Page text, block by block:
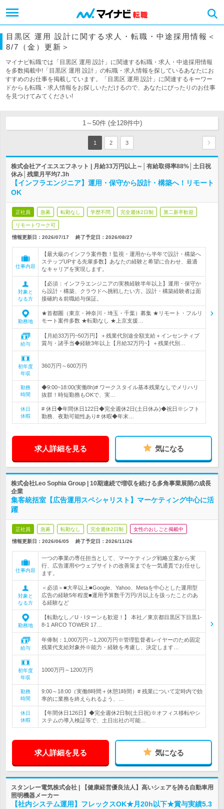
目黒区 運用 設計に関する求人・転職・中途採用情報＜
8/7（金）更新＞
マイナビ転職では「目黒区 運用 設計」に関連する転職・求人・中途採用情報
を多数掲載中!「目黒区 運用 設計」の転職・求人情報を探しているあなたにお
すすめのお仕事を掲載しています。「目黒区 運用 設計」に関連するキーワー
ドからも転職・求人情報をお探しいただけるので、あなたにぴったりのお仕事
を見つけてみてください!
1～50件 (全128件中)
1 2 3
株式会社アイエスエフネット | 月給33万円以上～│有給取得率88%│土日祝
休み│残業月平均7.3h
【インフラエンジニア】運用・保守から設計・構築へ！リモート
OK
正社員 急募 転勤なし 学歴不問 完全週休2日制 第二新卒歓迎
リモートワーク可
情報更新日：2026/07/17 終了予定日： 2026/08/27
仕事内容
【最大級のインフラ案件数！監視・運用から半年で設計・構築へ
ステップUPする先輩多数】あなたの経験と希望に合わせ、最適
なキャリアを実現します。
対象と
なる方
【必須：インフラエンジニアの実務経験半年以上】運用・保守か
ら設計・構築、クラウドへ挑戦したい方。設計・構築経験者は面
接確約＆前職給与保証。
勤務地
★首都圏（東京・神奈川・埼玉・千葉）募集 ★リモート・フルリ
モート案件多数 ★転勤なし ★上京支援…
給与
【月給33万円~50万円】＋残業代別途全額支給＋インセンティブ
賞与・諸手当◆経験3年以上【月給32万円~】＋残業代別…
初年度
年収
360万円～600万円
勤務
時間
◆9:00~18:00(実働8h)# ワークスタイル基本残業なしでメリハリ
抜群！時短勤務もOKで、実…
休日
休暇
# 休日◆年間休日122日◆完全週休2日(土日休み)◆祝日※シフト
勤務、夜勤可能性あり# 休暇◆年末…
求人詳細を見る 気になる
株式会社Leo Sophia Group | 10期連続で増収を続ける多角事業展開の成長
企業
集客統括室【広告運用スペシャリスト】マーケティング中心に活
躍
正社員 急募 転勤なし 完全週休2日制 女性のおしごと掲載中
情報更新日：2026/06/05 終了予定日： 2026/11/26
仕事内容
一つの事業の専任担当として、マーケティング戦略立案から実
行、広告運用やウェブサイトの改善策までを一気通貫でお任せし
ます。
対象と
なる方
＜必須＞■大卒以上■Google、Yahoo、Metaを中心とした運用型
広告の経験5年程度■運用予算数千万円/月以上を扱ったことのあ
る経験など
勤務地
【転勤なし／U・Iターンも歓迎！】 本社／東京都目黒区下目黒1-
8-1 ARCO TOWER 17…
給与
年俸制：1,000万円～1,200万円※管理監督者レイヤーのため固定
残業代支給対象外※能力・経験を考慮し、決定します…
初年度
年収
1000万円～1200万円
勤務
時間
9:00～18:00（実働8時間＋休憩1時間）# 残業について定時内で効
率的に業務を終えられるよう、…
休日
休暇
【年間休日126日】◆完全週休2日制(土日祝)※オフィス移転やシ
ステムの導入検証等で、土日出社の可能…
求人詳細を見る 気になる
スタンレー電気株式会社 | 【健康経営優良法人】高いシェアを誇る自動車用
照明機器メーカー
【社内システム運用】フレックスOK★月20h以下★賞与実績5.3